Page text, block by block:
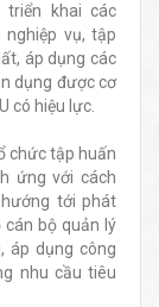
triển khai các
vụ, tập
áp dụng các
dụng được cơ
có hiệu lực.
chức tập huấn
ứng với cách
tới phát
bộ quản lý
áp dụng công
nhu cầu tiêu